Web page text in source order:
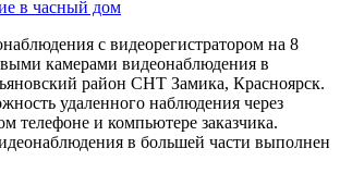
с видеорегистратором на 8
камерами видеонаблюдения в
район СНТ Замика, Красноярск.
удаленного наблюдения через
телефоне и компьютере заказчика.
в большей части выполнен